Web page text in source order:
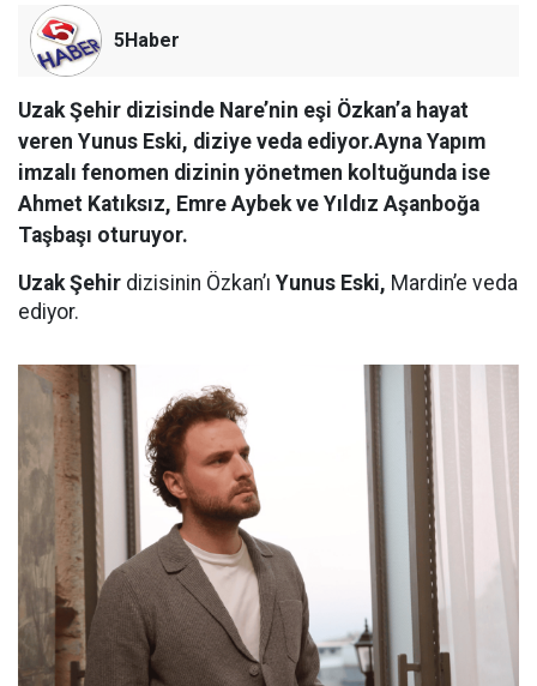
5Haber
Uzak Şehir dizisinde Nare’nin eşi Özkan’a hayat
veren Yunus Eski, diziye veda ediyor.Ayna Yapım
imzalı fenomen dizinin yönetmen koltuğunda ise
Ahmet Katıksız, Emre Aybek ve Yıldız Aşanboğa
Taşbaşı oturuyor.
Uzak Şehir dizisinin Özkan’ı Yunus Eski, Mardin’e veda
ediyor.